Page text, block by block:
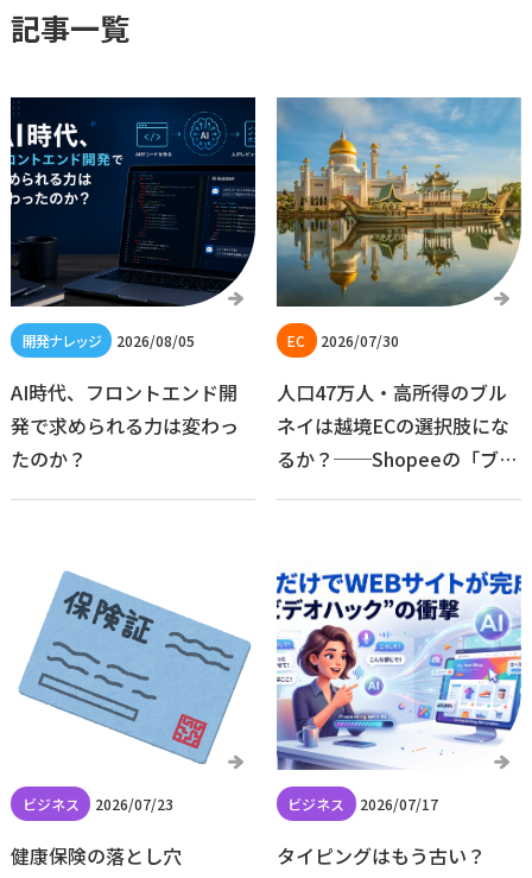
記事一覧
2026/08/05
AI時代、フロントエンド開
発で求められる力は変わっ
たのか？
2026/07/30
人口47万人・高所得のブル
ネイは越境ECの選択肢にな
るか？──Shopeeの「ブル
ネイ進出」の形から考える
2026/07/23
健康保険の落とし穴
2026/07/17
タイピングはもう古い？